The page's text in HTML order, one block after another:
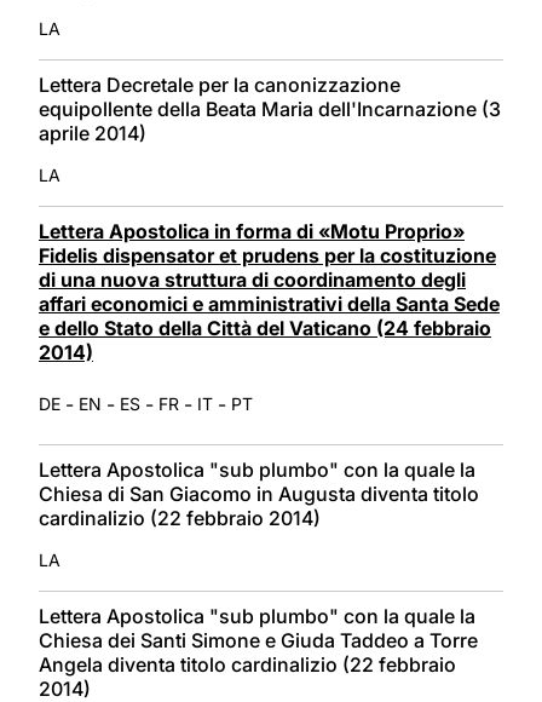
LA
Lettera Decretale per la canonizzazione
equipollente della Beata Maria dell'Incarnazione (3
aprile 2014)
LA
Lettera Apostolica in forma di «Motu Proprio»
Fidelis dispensator et prudens per la costituzione
di una nuova struttura di coordinamento degli
affari economici e amministrativi della Santa Sede
e dello Stato della Città del Vaticano (24 febbraio
2014)
DE - EN - ES - FR - IT - PT
Lettera Apostolica "sub plumbo" con la quale la
Chiesa di San Giacomo in Augusta diventa titolo
cardinalizio (22 febbraio 2014)
LA
Lettera Apostolica "sub plumbo" con la quale la
Chiesa dei Santi Simone e Giuda Taddeo a Torre
Angela diventa titolo cardinalizio (22 febbraio
2014)